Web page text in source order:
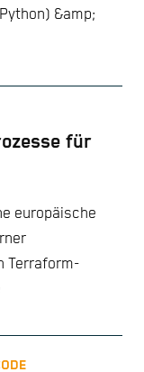
&amp;
für
europäische
Terraform-